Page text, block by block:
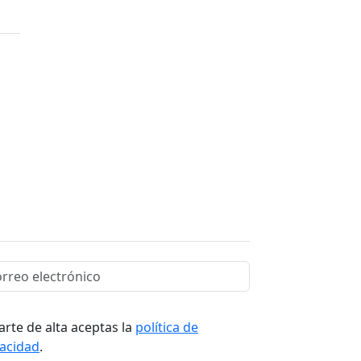
de alta aceptas la política de
.